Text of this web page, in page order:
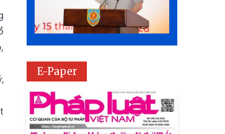
E-Paper